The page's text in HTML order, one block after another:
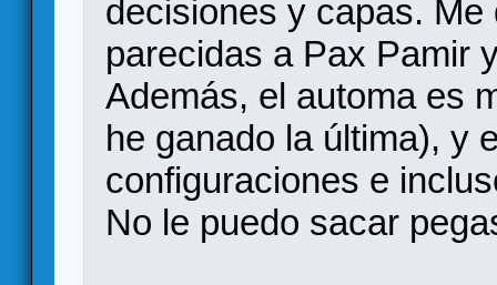
decisiones y capas.
parecidas a Pax Pamir
Además, el automa es
he ganado la última), y
configuraciones e
No le puedo sacar